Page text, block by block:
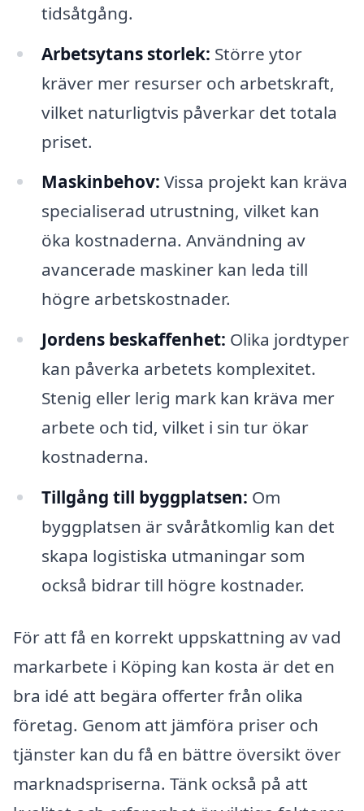
tidsåtgång.
Arbetsytans storlek: Större ytor
kräver mer resurser och arbetskraft,
vilket naturligtvis påverkar det totala
priset.
Maskinbehov: Vissa projekt kan kräva
specialiserad utrustning, vilket kan
öka kostnaderna. Användning av
avancerade maskiner kan leda till
högre arbetskostnader.
Jordens beskaffenhet: Olika jordtyper
kan påverka arbetets komplexitet.
Stenig eller lerig mark kan kräva mer
arbete och tid, vilket i sin tur ökar
kostnaderna.
Tillgång till byggplatsen: Om
byggplatsen är svåråtkomlig kan det
skapa logistiska utmaningar som
också bidrar till högre kostnader.
För att få en korrekt uppskattning av vad
markarbete i Köping kan kosta är det en
bra idé att begära offerter från olika
företag. Genom att jämföra priser och
tjänster kan du få en bättre översikt över
marknadspriserna. Tänk också på att